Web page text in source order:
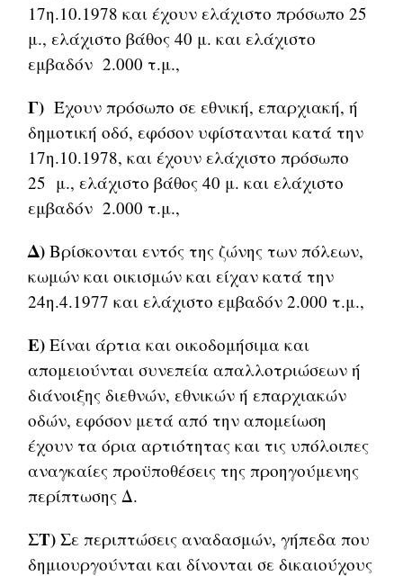
17η.10.1978 και έχουν ελάχιστο πρόσωπο 25
μ., ελάχιστο βάθος 40 μ. και ελάχιστο
εμβαδόν 2.000 τ.μ.,
Γ) Έχουν πρόσωπο σε εθνική, επαρχιακή, ή
δημοτική οδό, εφόσον υφίστανται κατά την
17η.10.1978, και έχουν ελάχιστο πρόσωπο
25 μ., ελάχιστο βάθος 40 μ. και ελάχιστο
εμβαδόν 2.000 τ.μ.,
Δ) Βρίσκονται εντός της ζώνης των πόλεων,
κωμών και οικισμών και είχαν κατά την
24η.4.1977 και ελάχιστο εμβαδόν 2.000 τ.μ.,
Ε) Είναι άρτια και οικοδομήσιμα και
απομειούνται συνεπεία απαλλοτριώσεων ή
διάνοιξης διεθνών, εθνικών ή επαρχιακών
οδών, εφόσον μετά από την απομείωση
έχουν τα όρια αρτιότητας και τις υπόλοιπες
αναγκαίες προϋποθέσεις της προηγούμενης
περίπτωσης Δ.
ΣΤ) Σε περιπτώσεις αναδασμών, γήπεδα που
δημιουργούνται και δίνονται σε δικαιούχους